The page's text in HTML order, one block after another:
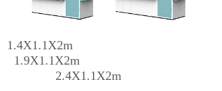
1.4X1.1X2m
1.9X1.1X2m
2.4X1.1X2m